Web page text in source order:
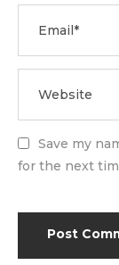
Save my
for the next